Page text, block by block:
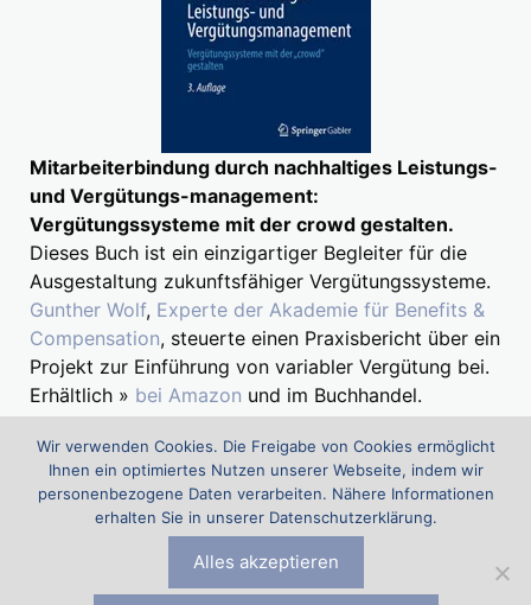
Mitarbeiterbindung durch nachhaltiges Leistungs-
und Vergütungs-management:
Vergütungssysteme mit der crowd gestalten.
Dieses Buch ist ein einzigartiger Begleiter für die
Ausgestaltung zukunftsfähiger Vergütungssysteme.
Gunther Wolf, Experte der Akademie für Benefits &
Compensation, steuerte einen Praxisbericht über ein
Projekt zur Einführung von variabler Vergütung bei.
Erhältlich » bei Amazon und im Buchhandel.
Suchen
nach:
Die Akademie für Benefits & Compensation (ABC) ist ein Projekt
Comp & Ben Spezialisten Eckhard Eyer, Stefan Fritz und
Wir verwenden Cookies. Die Freigabe von Cookies ermöglicht
Ihnen ein optimiertes Nutzen unserer Webseite, indem wir
personenbezogene Daten verarbeiten. Nähere Informationen
erhalten Sie in unserer Datenschutzerklärung.
Alles akzeptieren